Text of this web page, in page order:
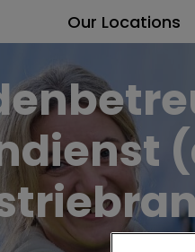
Our Locations